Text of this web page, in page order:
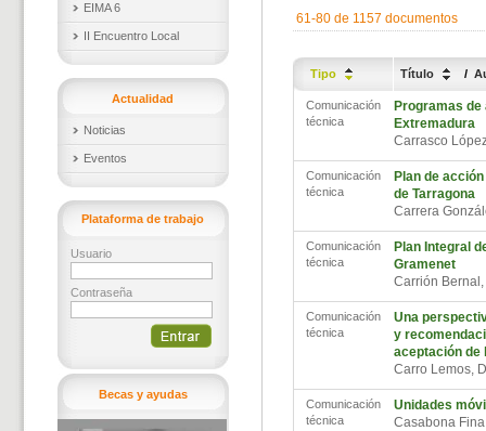
EIMA 6
II Encuentro Local
Actualidad
Noticias
Eventos
Plataforma de trabajo
Usuario
Contraseña
Becas y ayudas
61-80 de 1157 documentos
Tipo Título /
Comunicación
técnica
Programas
Extremadura
Carrasco
Comunicación
técnica
Plan de
de Tarragona
Carrera
Comunicación
técnica
Plan Integral
Gramenet
Carrión
Comunicación
técnica
Una
y
aceptación de
Carro Lemos,
Comunicación
técnica
Unidades
Casabona